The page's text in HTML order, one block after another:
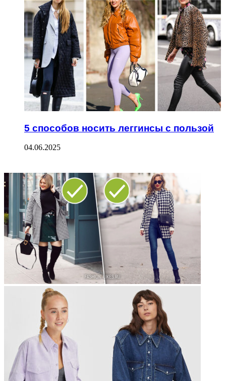
5 способов носить леггинсы с пользой
04.06.2025